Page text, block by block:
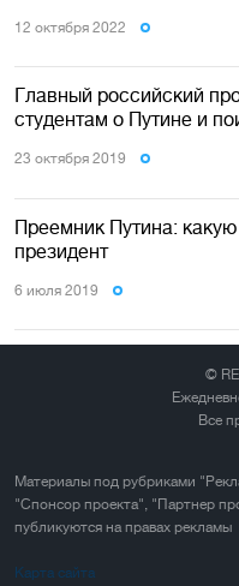
12 октября 2022
Главный российский
студентам о Путине и
23 октября 2019
Преемник Путина:
президент
6 июля 2019
©
Все
Материалы под рубриками
"Спонсор проекта", "Партнер
публикуются на правах рекламы
Карта сайта